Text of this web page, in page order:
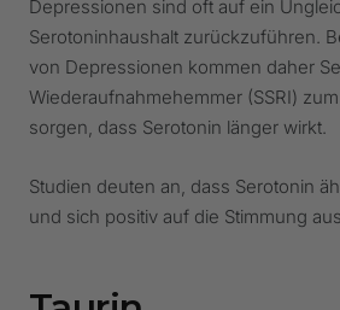
Depressionen sind oft auf ein
Serotoninhaushalt zurückzuführen.
von Depressionen kommen daher
Wiederaufnahmehemmer (SSRI)
sorgen, dass Serotonin länger wirkt.
Studien deuten an, dass Serotonin
und sich positiv auf die Stimmung